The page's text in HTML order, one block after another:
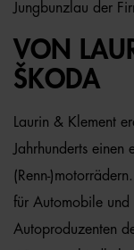
Jungbunzlau der
VON
ŠKODA
Laurin & Klement
Jahrhunderts
(Renn-
für Automobile
Autoproduzenten